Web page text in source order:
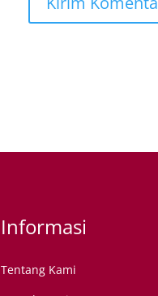
Informasi
Tentang Kami